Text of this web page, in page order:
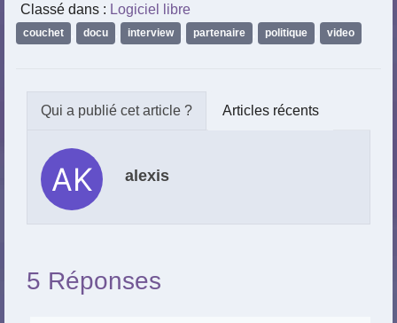
Classé dans : Logiciel libre
couchet docu interview partenaire politique video
Articles récents
alexis
5 Réponses